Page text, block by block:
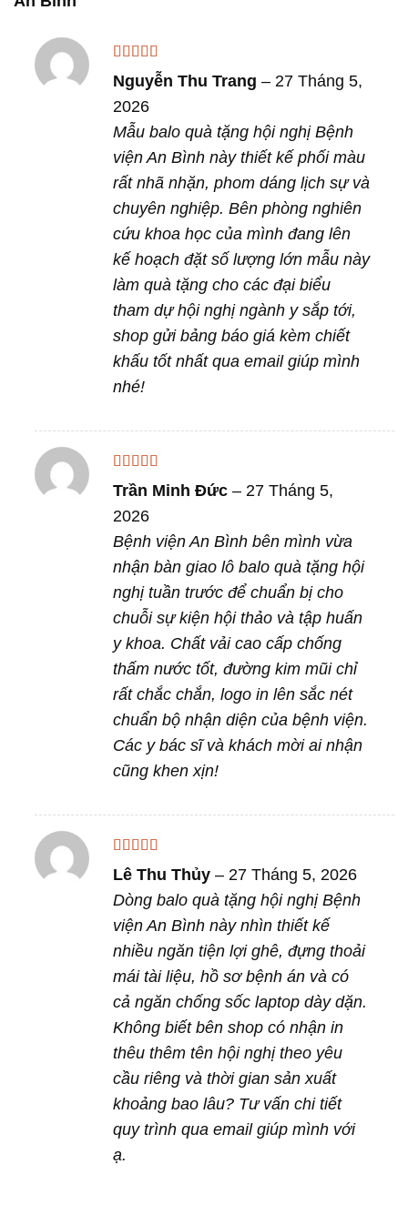
Được xếp
hạng45
sao
Nguyễn Thu Trang– 27 Tháng 5,
2026
Mẫu balo quà tặng hội nghị Bệnh
viện An Bình này thiết kế phối màu
rất nhã nhặn, phom dáng lịch sự và
chuyên nghiệp. Bên phòng nghiên
cứu khoa học của mình đang lên
kế hoạch đặt số lượng lớn mẫu này
làm quà tặng cho các đại biểu
tham dự hội nghị ngành y sắp tới,
shop gửi bảng báo giá kèm chiết
khấu tốt nhất qua email giúp mình
nhé!
Được xếp
hạng4 5
sao
Trần Minh Đức– 27 Tháng 5,
2026
Bệnh viện An Bình bên mình vừa
nhận bàn giao lô balo quà tặng hội
nghị tuần trước để chuẩn bị cho
chuỗi sự kiện hội thảo và tập huấn
y khoa. Chất vải cao cấp chống
thấm nước tốt, đường kim mũi chỉ
rất chắc chắn, logo in lên sắc nét
chuẩn bộ nhận diện của bệnh viện.
Các y bác sĩ và khách mời ai nhận
cũng khen xịn!
Được xếp
hạng 55 sao
Lê Thu Thủy– 27 Tháng 5, 2026
Dòng balo quà tặng hội nghị Bệnh
viện An Bình này nhìn thiết kế
nhiều ngăn tiện lợi ghê, đựng thoải
mái tài liệu, hồ sơ bệnh án và có
cả ngăn chống sốc laptop dày dặn.
Không biết bên shop có nhận in
thêu thêm tên hội nghị theo yêu
cầu riêng và thời gian sản xuất
khoảng bao lâu? Tư vấn chi tiết
quy trình qua email giúp mình với
ạ.